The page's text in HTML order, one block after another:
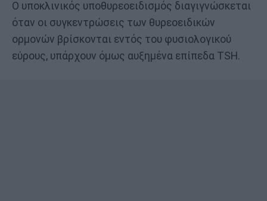
Ο υποκλινικός υποθυρεοειδισμός διαγιγνώσκεται
όταν οι συγκεντρώσεις των θυρεοειδικών
ορμονών βρίσκονται εντός του φυσιολογικού
εύρους, υπάρχουν όμως αυξημένα επίπεδα TSH.